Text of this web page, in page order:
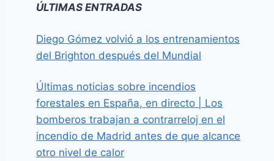
ÚLTIMAS ENTRADAS
Diego Gómez volvió a los entrenamientos
del Brighton después del Mundial
Últimas noticias sobre incendios
forestales en España, en directo | Los
bomberos trabajan a contrarreloj en el
incendio de Madrid antes de que alcance
otro nivel de calor